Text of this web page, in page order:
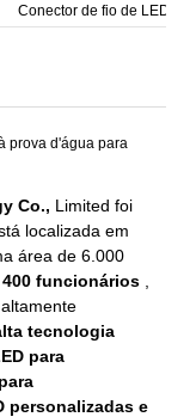
Conector de fio de LED >>
Co., Limited foi
localizada em
área de 6.000
400 funcionários
tecnologia
para
personalizadas e